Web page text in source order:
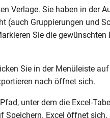
Verlage. Sie haben in der
(auch Gruppierungen und
Sie die gewünschten
Sie in der Menüleiste
nach öffnet sich.
unter dem die Excel-
Speichern. Excel öffnet